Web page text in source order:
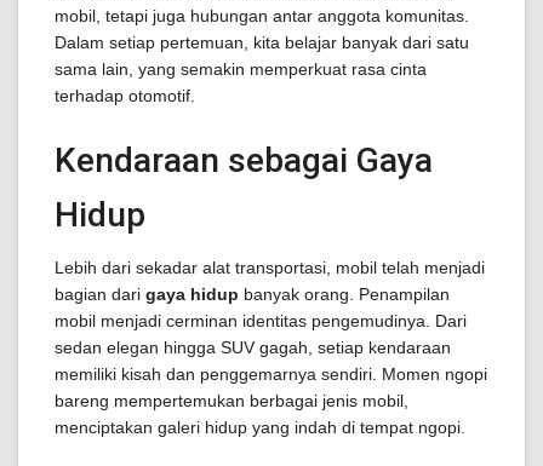
mobil, tetapi juga hubungan antar anggota komunitas.
Dalam setiap pertemuan, kita belajar banyak dari satu
sama lain, yang semakin memperkuat rasa cinta
terhadap otomotif.
Kendaraan sebagai Gaya
Hidup
Lebih dari sekadar alat transportasi, mobil telah menjadi
bagian dari gaya hidup banyak orang. Penampilan
mobil menjadi cerminan identitas pengemudinya. Dari
sedan elegan hingga SUV gagah, setiap kendaraan
memiliki kisah dan penggemarnya sendiri. Momen ngopi
bareng mempertemukan berbagai jenis mobil,
menciptakan galeri hidup yang indah di tempat ngopi.